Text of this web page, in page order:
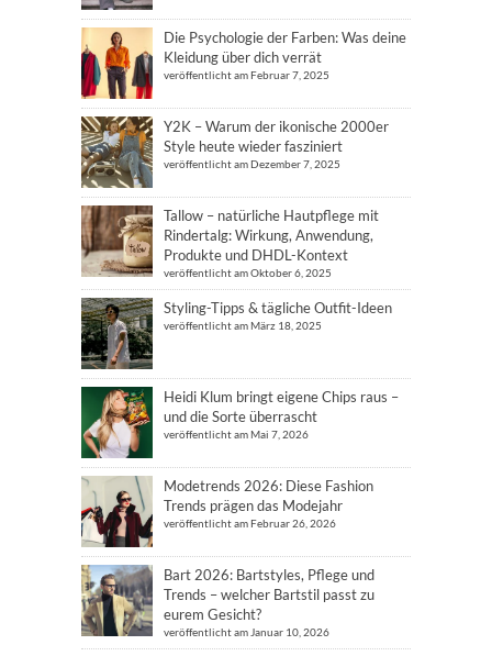
Die Psychologie der Farben: Was deine
Kleidung über dich verrät
veröffentlicht am Februar 7, 2025
Y2K – Warum der ikonische 2000er
Style heute wieder fasziniert
veröffentlicht am Dezember 7, 2025
Tallow – natürliche Hautpflege mit
Rindertalg: Wirkung, Anwendung,
Produkte und DHDL-Kontext
veröffentlicht am Oktober 6, 2025
Styling-Tipps & tägliche Outfit-Ideen
veröffentlicht am März 18, 2025
Heidi Klum bringt eigene Chips raus –
und die Sorte überrascht
veröffentlicht am Mai 7, 2026
Modetrends 2026: Diese Fashion
Trends prägen das Modejahr
veröffentlicht am Februar 26, 2026
Bart 2026: Bartstyles, Pflege und
Trends – welcher Bartstil passt zu
eurem Gesicht?
veröffentlicht am Januar 10, 2026